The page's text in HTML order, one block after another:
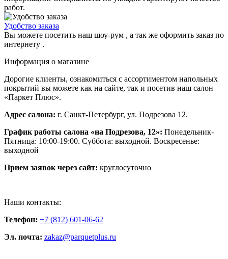
работ.
Удобство заказа
Вы можете посетить наш шоу-рум , а так же оформить заказ по
интернету .
Информация о магазине
Дорогие клиенты, ознакомиться с ассортиментом напольных
покрытий вы можете как на сайте, так и посетив наш салон
«Паркет Плюс».
Адрес салона: г. Санкт-Петербург, ул. Подрезова 12.
График работы салона «на Подрезова, 12»: Понедельник-
Пятница: 10:00-19:00. Суббота: выходной. Воскресенье:
выходной
Прием заявок через сайт: круглосуточно
Наши контакты:
Телефон: +7 (812) 601-06-62
Эл. почта: zakaz@parquetplus.ru